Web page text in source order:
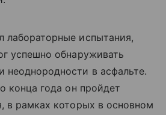
испытания,
успешно обнаруживать
в асфальте.
конца года он пройдет
в рамках которых в основном